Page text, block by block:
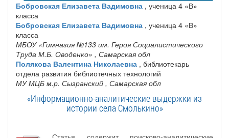
Бобровская Елизавета Вадимовна , ученица 4 «В»
класса
Бобровская Елизавета Вадимовна , ученица 4 «В»
класса
МБОУ «Гимназия №133 им. Героя Социалистического
Труда М.Б. Оводенко» , Самарская обл
Полякова Валентина Николаевна , библиотекарь
отдела развития библиотечных технологий
МУ МЦБ м.р. Сызранский , Самарская обл
«Информационно-аналитические выдержки из
истории села Смолькино»